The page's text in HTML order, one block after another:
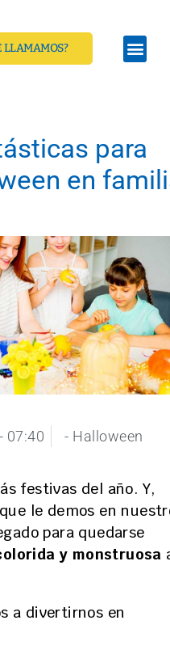
LLAMAMOS?
para
en
- 07:40 - Halloween
festivas del año. Y,
le demos en
para quedarse
y monstruosa
a divertirnos en